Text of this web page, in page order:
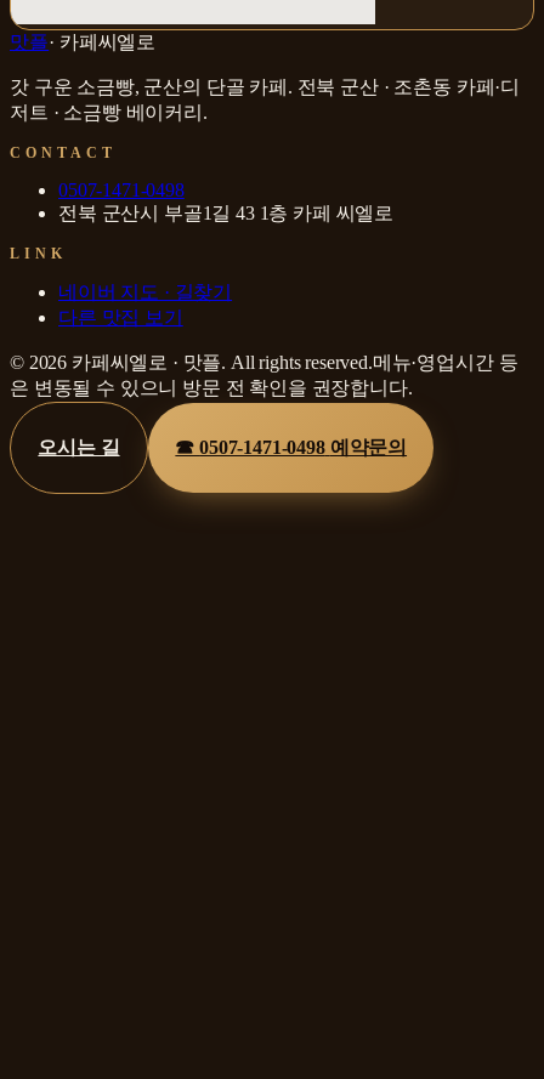
맛플· 카페씨엘로
갓 구운 소금빵, 군산의 단골 카페 . 전북 군산 · 조촌동 카페·디
저트 · 소금빵 베이커리 .
CONTACT
0507-1471-0498
전북 군산시 부골1길 43 1층 카페 씨엘로
LINK
네이버 지도 · 길찾기
다른 맛집 보기
© 2026 카페씨엘로 · 맛플. All rights reserved.메뉴·영업시간 등
은 변동될 수 있으니 방문 전 확인을 권장합니다.
오시는 길 ☎0507-1471-0498 예약문의